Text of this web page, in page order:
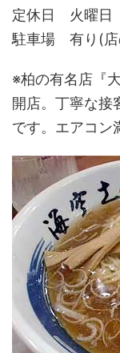
定休日 火曜日
駐車場 有り(店
※柏の有名店『
開店。丁寧な接
です。エアコ